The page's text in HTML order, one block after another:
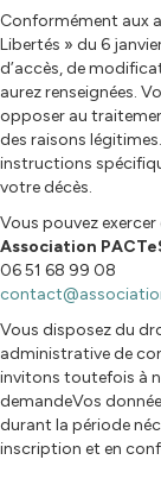
Conformément aux
Libertés » du 6
d’accès, de
aurez renseignées.
opposer au
des raisons
instructions
votre décès.
Vous pouvez
Association
06 51 68 99 08
Vous disposez du
administrative de
invitons toutefois à
demandeVos
durant la période
inscription et en